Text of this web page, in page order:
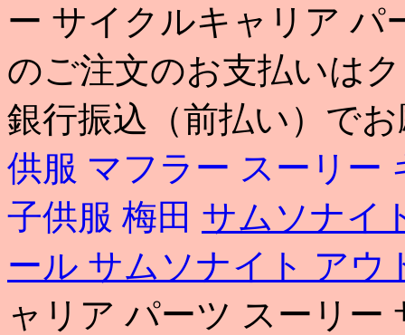
ー サイクルキャリア パ
のご注文のお支払いは
銀行振込（前払い）で
供服 マフラー スーリー
子供服 梅田 サムソナイ
ール サムソナイト アウ
ャリア パーツ スーリー